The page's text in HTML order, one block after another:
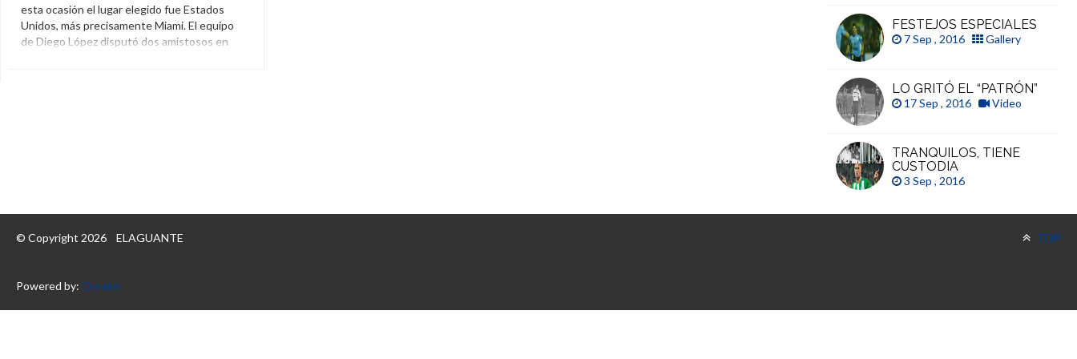
esta ocasión el lugar elegido fue Estados
Unidos, más precisamente Miami. El equipo
de Diego López disputó dos amistosos en
FESTEJOS ESPECIALES
7 Sep , 2016 Gallery
LO GRITÓ EL “PATRÓN”
17 Sep , 2016 Video
TRANQUILOS, TIENE
CUSTODIA
3 Sep , 2016
© Copyright 2026 ELAGUANTE TOP
Powered by: Opratel